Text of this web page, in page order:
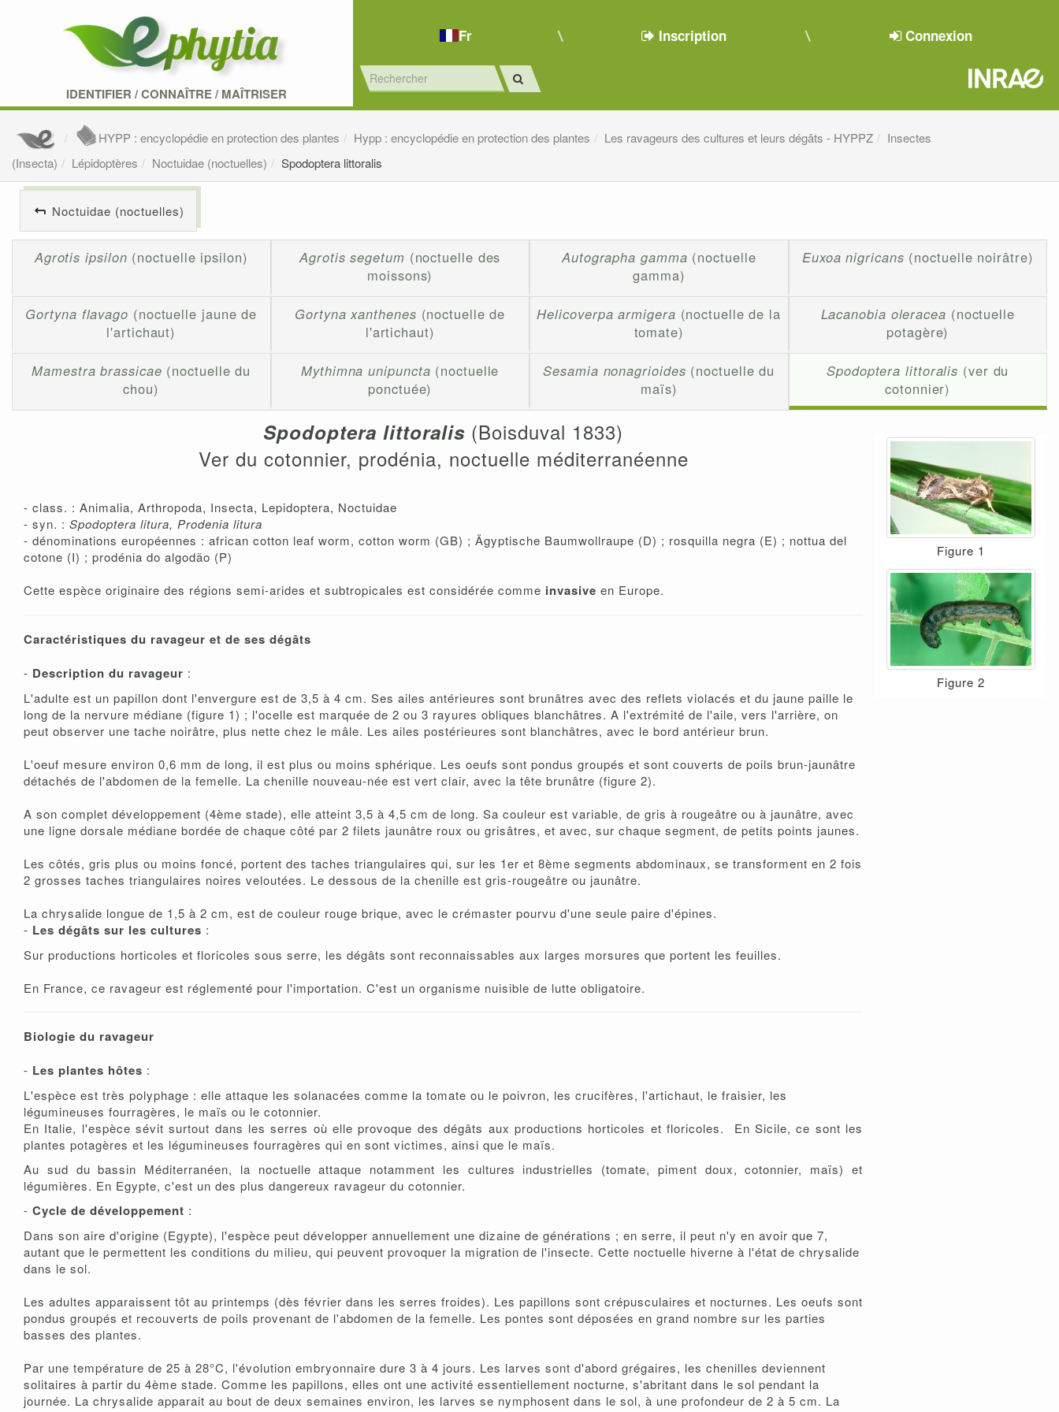
IDENTIFIER /CONNAÎTRE/MAÎTRISER
Fr Inscription Connexion
HYPP : encyclopédie en protection des plantes Hypp : encyclopédie en protection des plantes Les ravageurs des cultures et leurs dégâts - HYPPZ
Insectes
(Insecta)
Lépidoptères Noctuidae (noctuelles) Spodoptera littoralis
Noctuidae (noctuelles)
Agrotis ipsilon (noctuelle ipsilon) Agrotis segetum (noctuelle des
moissons)
Autographa gamma (noctuelle
gamma)
Euxoa nigricans (noctuelle noirâtre)
Gortyna flavago (noctuelle jaune de
l'artichaut)
Gortyna xanthenes (noctuelle de
l'artichaut)
Helicoverpa armigera (noctuelle de la
tomate)
Lacanobia oleracea (noctuelle
potagère)
Mamestra brassicae (noctuelle du
chou)
Mythimna unipuncta (noctuelle
ponctuée)
Sesamia nonagrioides (noctuelle du
maïs)
Spodoptera littoralis (ver du
cotonnier)
Spodoptera littoralis (Boisduval 1833)
Ver du cotonnier, prodénia, noctuelle méditerranéenne
- class. : Animalia, Arthropoda, Insecta, Lepidoptera, Noctuidae
- syn. : Spodoptera litura, Prodenia litura
- dénominations européennes : african cotton leaf worm, cotton worm (GB) ; Ägyptische Baumwollraupe (D) ; rosquilla negra (E) ; nottua del
cotone (I) ; prodénia do algodão (P)
Cette espèce originaire des régions semi-arides et subtropicales est considérée comme invasive en Europe.
Caractéristiques du ravageur et de ses dégâts
- Description du ravageur :
L'adulte est un papillon dont l'envergure est de 3,5 à 4 cm. Ses ailes antérieures sont brunâtres avec des reflets violacés et du jaune paille le
long de la nervure médiane (figure 1) ; l'ocelle est marquée de 2 ou 3 rayures obliques blanchâtres. A l'extrémité de l'aile, vers l'arrière, on
peut observer une tache noirâtre, plus nette chez le mâle. Les ailes postérieures sont blanchâtres, avec le bord antérieur brun.
L'oeuf mesure environ 0,6 mm de long, il est plus ou moins sphérique. Les oeufs sont pondus groupés et sont couverts de poils brun-jaunâtre
détachés de l'abdomen de la femelle. La chenille nouveau-née est vert clair, avec la tête brunâtre (figure 2).
A son complet développement (4ème stade), elle atteint 3,5 à 4,5 cm de long. Sa couleur est variable, de gris à rougeâtre ou à jaunâtre, avec
une ligne dorsale médiane bordée de chaque côté par 2 filets jaunâtre roux ou grisâtres, et avec, sur chaque segment, de petits points jaunes.
Les côtés, gris plus ou moins foncé, portent des taches triangulaires qui, sur les 1er et 8ème segments abdominaux, se transforment en 2 fois
2 grosses taches triangulaires noires veloutées. Le dessous de la chenille est gris-rougeâtre ou jaunâtre.
La chrysalide longue de 1,5 à 2 cm, est de couleur rouge brique, avec le crémaster pourvu d'une seule paire d'épines.
- Les dégâts sur les cultures :
Sur productions horticoles et floricoles sous serre, les dégâts sont reconnaissables aux larges morsures que portent les feuilles.
En France, ce ravageur est réglementé pour l'importation. C'est un organisme nuisible de lutte obligatoire.
Biologie du ravageur
- Les plantes hôtes :
L'espèce est très polyphage : elle attaque les solanacées comme la tomate ou le poivron, les crucifères, l'artichaut, le fraisier, les
légumineuses fourragères, le maïs ou le cotonnier.
En Italie, l'espèce sévit surtout dans les serres où elle provoque des dégâts aux productions horticoles et floricoles. En Sicile, ce sont les
plantes potagères et les légumineuses fourragères qui en sont victimes, ainsi que le maïs.
Au sud du bassin Méditerranéen, la noctuelle attaque notamment les cultures industrielles (tomate, piment doux, cotonnier, maïs) et
légumières. En Egypte, c'est un des plus dangereux ravageur du cotonnier.
- Cycle de développement :
Dans son aire d'origine (Egypte), l'espèce peut développer annuellement une dizaine de générations ; en serre, il peut n'y en avoir que 7,
autant que le permettent les conditions du milieu, qui peuvent provoquer la migration de l'insecte. Cette noctuelle hiverne à l'état de chrysalide
dans le sol.
Les adultes apparaissent tôt au printemps (dès février dans les serres froides). Les papillons sont crépusculaires et nocturnes. Les oeufs sont
pondus groupés et recouverts de poils provenant de l'abdomen de la femelle. Les pontes sont déposées en grand nombre sur les parties
basses des plantes.
Par une température de 25 à 28°C, l'évolution embryonnaire dure 3 à 4 jours. Les larves sont d'abord grégaires, les chenilles deviennent
solitaires à partir du 4ème stade. Comme les papillons, elles ont une activité essentiellement nocturne, s'abritant dans le sol pendant la
journée. La chrysalide apparait au bout de deux semaines environ, les larves se nymphosent dans le sol, à une profondeur de 2 à 5 cm. La
Figure 1
Figure 2